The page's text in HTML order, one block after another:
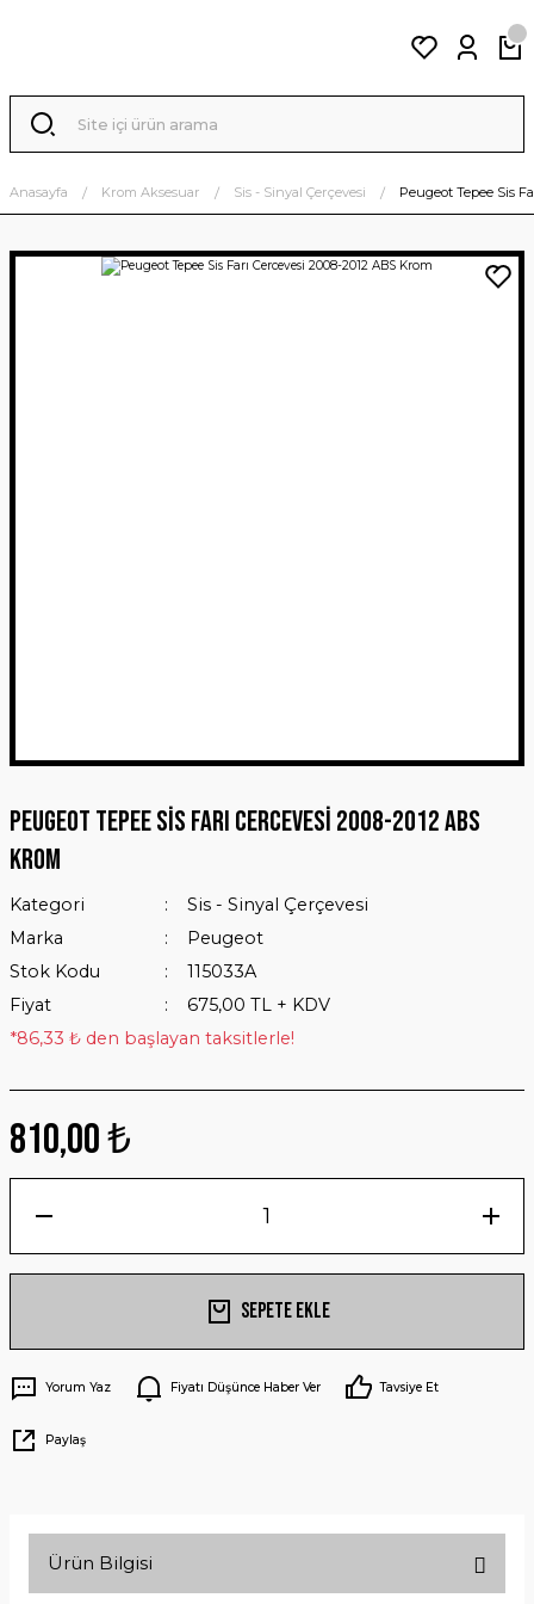
Anasayfa Krom Aksesuar Sis - Sinyal Çerçevesi Peugeot Tepee Sis
Peugeot Tepee Sis Farı Cercevesi 2008-2012 ABS
Krom
Kategori
Sis - Sinyal Çerçevesi
Marka
Peugeot
Stok Kodu
115033A
Fiyat
675,00 TL + KDV
*86,33 ₺ den başlayan taksitlerle!
810,00 ₺
Sepete Ekle
Yorum Yaz Fiyatı Düşünce Haber Ver Tavsiye Et
Paylaş
Ürün Bilgisi